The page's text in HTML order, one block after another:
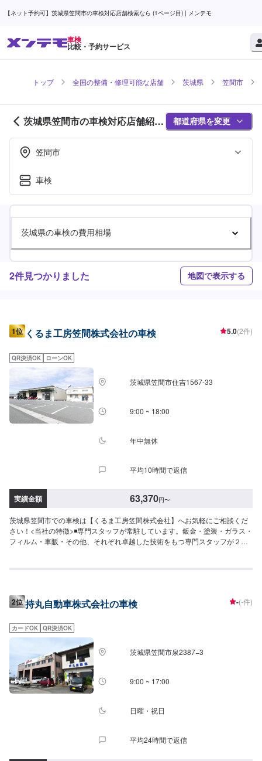
【ネット予約可】茨城県笠間市の車検対応店舗検索なら (1ページ目) | メンテモ
車検
比較・予約サービス
トップ 全国の整備・修理可能な店舗 茨城県 笠間市
茨城県笠間市の車検対応店舗紹介
(1ページ目)
都道府県を変更
笠間市
車検
茨城県の車検の費用相場
2件見つかりました 地図で表示する
1位 くるま工房笠間株式会社の車検 5.0(2件)
QR決済OK ローンOK
茨城県笠間市住吉1567-33
9:00 ~ 18:00
年中無休
平均10時間で返信
実績金額 63,370円〜
茨城県笠間市での車検は【くるま工房笠間株式会社】へお気軽にご相談くだ
さい！<当社の特徴>◾専門スタッフが常駐しています。鈑金・塗装・ガラス・
フィルム・車販・その他、それぞれ卓越した技術をもつ専門スタッフが２人
します。◾土・日・祝も営業してるのでお客様がお休みでも見積・修理ができ
価格です。<お客様のご予算やご希望の時間に応じてプランをご提案！>★お
安く済ませたい…★お時間があまり取れない…などのご相談もお気軽にどう
いただければ作業開始【4】仕上がり次第納車-----納期について-----納期は通
常1日～2日程度で納車となります。(要相談)納期は前後する場合がございま
す。予めご了承ください。-----代車について-----代車をご用意しています。お
車の作業中は代車をご利用ください。※代車の燃料代はお客様にご負担いただ
いております。-----ご来店時の注意、受付方法-----入庫の際はお気をつけてお
越しください。駐車スペースは事務所前の空いているスペースに駐車してく
ださい。受付はスタッフへ「メンテモで予約しました」とお伝えください。
休み）営業時間：9:00~18:00
2位 持丸自動車株式会社の車検 -(-件)
カードOK QR決済OK
茨城県笠間市泉2387−3
9:00 ~ 17:00
日曜・祝日
平均24時間で返信